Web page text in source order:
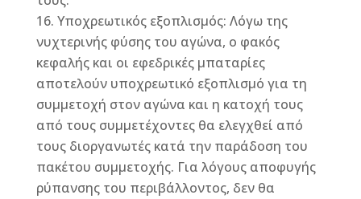
Υποχρεωτικός εξοπλισμός: Λόγω της
νυχτερινής φύσης του αγώνα, ο φακός
κεφαλής και οι εφεδρικές μπαταρίες
αποτελούν υποχρεωτικό εξοπλισμό για τη
συμμετοχή στον αγώνα και η κατοχή τους
από τους συμμετέχοντες θα ελεγχθεί από
τους διοργανωτές κατά την παράδοση του
πακέτου συμμετοχής. Για λόγους αποφυγής
ρύπανσης του περιβάλλοντος, δεν θα